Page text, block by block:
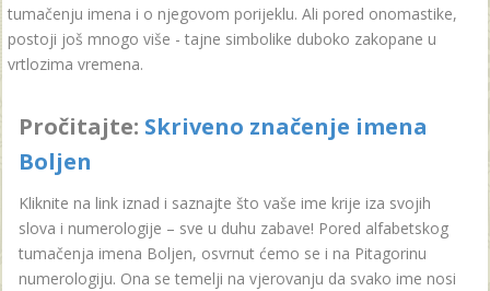
tumačenju imena i o njegovom porijeklu. Ali pored onomastike,
postoji još mnogo više - tajne simbolike duboko zakopane u
vrtlozima vremena.
Pročitajte: Skriveno značenje imena
Boljen
Kliknite na link iznad i saznajte što vaše ime krije iza svojih
slova i numerologije – sve u duhu zabave! Pored alfabetskog
tumačenja imena Boljen, osvrnut ćemo se i na Pitagorinu
numerologiju. Ona se temelji na vjerovanju da svako ime nosi